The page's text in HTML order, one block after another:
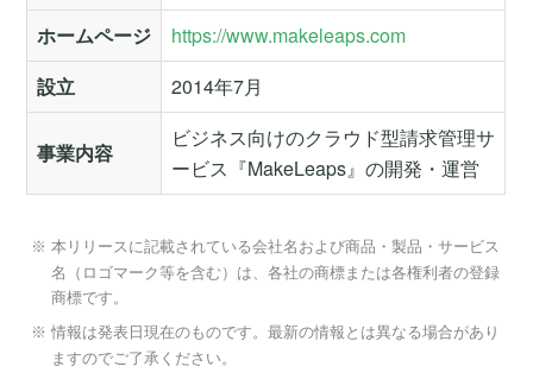
ホームページ
https://www.makeleaps.com
設立
2014年7月
事業内容
ビジネス向けのクラウド型請求管理サ
ービス『MakeLeaps』の開発・運営
本リリースに記載されている会社名および商品・製品・サービス
名（ロゴマーク等を含む）は、各社の商標または各権利者の登録
商標です。
情報は発表日現在のものです。最新の情報とは異なる場合があり
ますのでご了承ください。